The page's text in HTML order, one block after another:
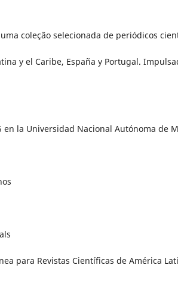
coleção selecionada de periódicos
y el Caribe, España y Portugal.
la Universidad Nacional Autónoma de
para Revistas Científicas de América